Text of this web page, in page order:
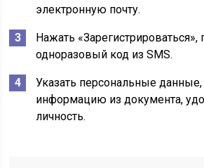
электронную почту.
Нажать «Зарегистрироваться»,
одноразовый код из SMS.
Указать персональные
информацию из документа,
личность.